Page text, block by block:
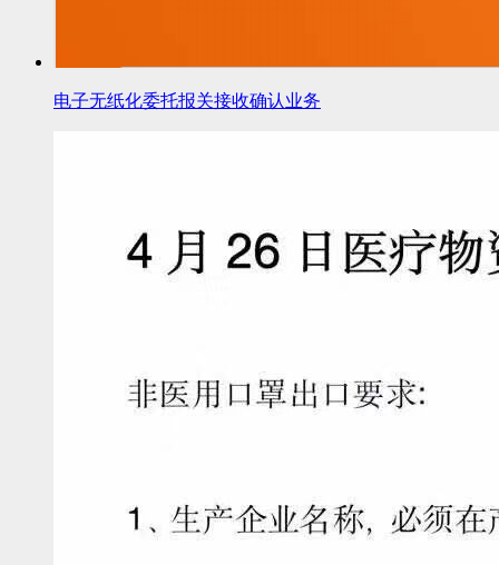
电子无纸化委托报关接收确认业务